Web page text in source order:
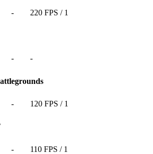
- 220 FPS / 1
- -
- 120 FPS / 1
- 110 FPS / 1